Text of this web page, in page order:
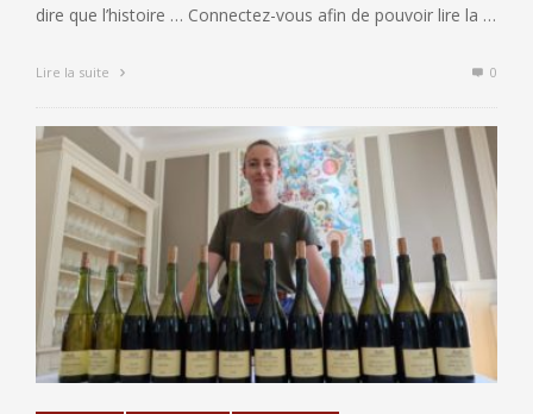
dire que l’histoire … Connectez-vous afin de pouvoir lire la …
Lire la suite 0